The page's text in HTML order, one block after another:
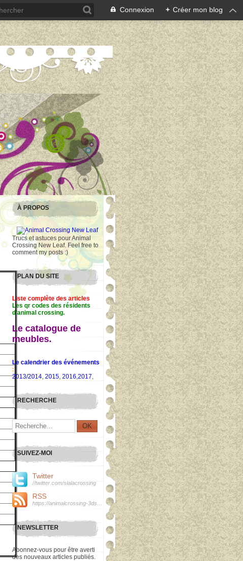
Connexion + Créer mon blog
À PROPOS
Trucs et astuces pour Animal
Crossing New Leaf. Feel free to
comment my posts :)
PLAN DU SITE
Liste complète des articles
Les qr codes des résidents
d'animal crossing.
Le catalogue de
meubles.
Le calendrier des événements
:
2013/2014, 2015, 2016,2017,
RECHERCHE
SUIVEZ-MOI
Twitter
//twitter.com/slalacrossing
RSS
NEWSLETTER
Abonnez-vous pour être averti
des nouveaux articles publiés.